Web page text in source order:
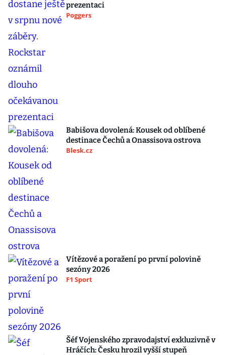
prezentaci
Poggers
Babišova dovolená: Kousek od oblíbené
destinace Čechů a Onassisova ostrova
Blesk.cz
Vítězové a poražení po první polovině
sezóny 2026
F1 Sport
Šéf Vojenského zpravodajství exkluzivně v
Hráčích: Česku hrozil vyšší stupeň